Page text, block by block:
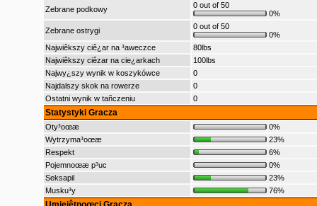
Zebrane podkowy
0 out of 50
0%
Zebrane ostrygi
0 out of 50
0%
Najwiêkszy ciê¿ar na ³aweczce
80lbs
Najwiêkszy ciêzar na cie¿arkach
100lbs
Najwy¿szy wynik w koszykówce
0
Najdalszy skok na rowerze
0
Ostatni wynik w tañczeniu
0
Statystyki Gracza
Oty³oœæ
0%
Wytrzyma³oœæ
23%
Respekt
6%
Pojemnoœæ p³uc
0%
Seksapil
23%
Musku³y
76%